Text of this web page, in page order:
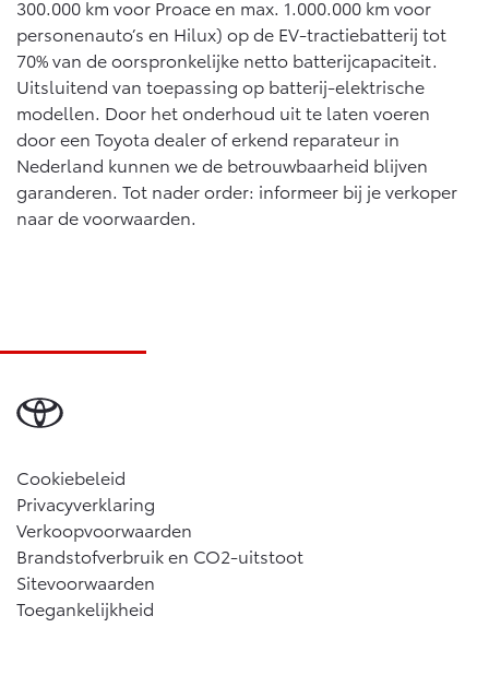
300.000 km voor Proace en max. 1.000.000 km voor
personenauto’s en Hilux) op de EV-tractiebatterij tot
70% van de oorspronkelijke netto batterijcapaciteit.
Uitsluitend van toepassing op batterij-elektrische
modellen. Door het onderhoud uit te laten voeren
door een Toyota dealer of erkend reparateur in
Nederland kunnen we de betrouwbaarheid blijven
garanderen. Tot nader order: informeer bij je verkoper
naar de voorwaarden.
Cookiebeleid
Privacyverklaring
Verkoopvoorwaarden
Brandstofverbruik en CO2-uitstoot
Sitevoorwaarden
Toegankelijkheid